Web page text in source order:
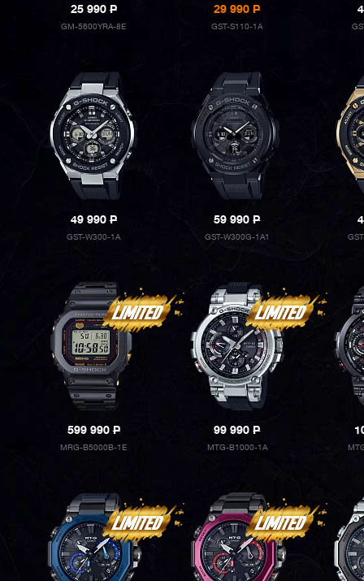
25 990P
GM-5600YRA-8E
29 990P
GST-S110-1A
49 990P
GST-W300-1A
59 990P
GST-W300G-1A1
599 990P
MRG-B5000B-1E
99 990P
MTG-B1000-1A